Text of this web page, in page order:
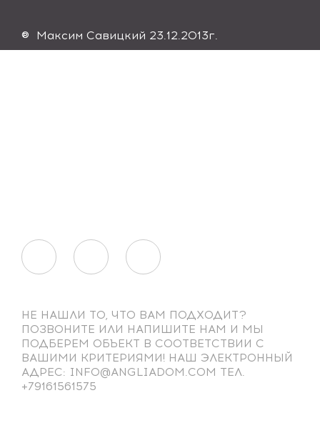
® Максим Савицкий 23.12.2013г.
НЕ НАШЛИ ТО, ЧТО ВАМ ПОДХОДИТ?
ПОЗВОНИТЕ ИЛИ НАПИШИТЕ НАМ И МЫ
ПОДБЕРЕМ ОБЪЕКТ В СООТВЕТСТВИИ С
ВАШИМИ КРИТЕРИЯМИ! НАШ ЭЛЕКТРОННЫЙ
АДРЕС: INFO@ANGLIADOM.COM ТЕЛ.
+79161561575